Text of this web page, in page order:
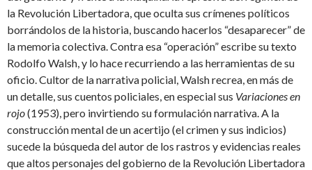
la Revolución Libertadora, que oculta sus crímenes políticos
borrándolos de la historia, buscando hacerlos “desaparecer” de
la memoria colectiva. Contra esa “operación” escribe su texto
Rodolfo Walsh, y lo hace recurriendo a las herramientas de su
oficio. Cultor de la narrativa policial, Walsh recrea, en más de
un detalle, sus cuentos policiales, en especial sus Variaciones en
rojo(1953), pero invirtiendo su formulación narrativa. A la
construcción mental de un acertijo (el crimen y sus indicios)
sucede la búsqueda del autor de los rastros y evidencias reales
que altos personajes del gobierno de la Revolución Libertadora